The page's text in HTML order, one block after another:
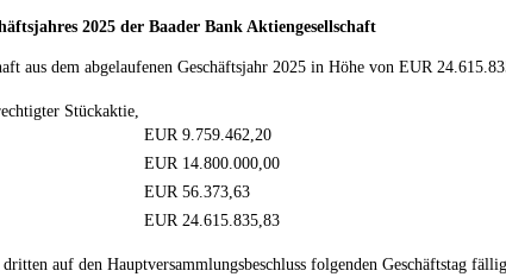
2025 der Baader Bank Aktiengesellschaft
aus dem abgelaufenen Geschäftsjahr 2025 in Höhe von EUR
Stückaktie,
EUR 9.759.462,20
EUR 14.800.000,00
EUR 56.373,63
EUR 24.615.835,83
auf den Hauptversammlungsbeschluss folgenden Geschäftstag